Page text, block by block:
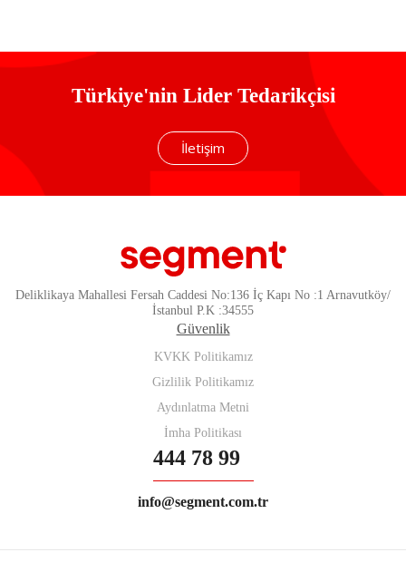
Türkiye'nin Lider Tedarikçisi
İletişim
Deliklikaya Mahallesi Fersah Caddesi No:136 İç Kapı No :1 Arnavutköy/
İstanbul P.K :34555
Güvenlik
KVKK Politikamız
Gizlilik Politikamız
Aydınlatma Metni
İmha Politikası
444 78 99
info@segment.com.tr